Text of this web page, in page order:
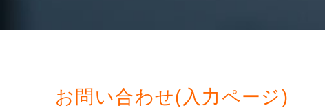
お問い合わせ(入力ページ)